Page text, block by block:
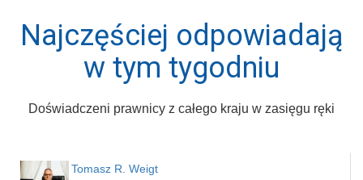
Najczęściej odpowiadają
w tym tygodniu
Doświadczeni prawnicy z całego kraju w zasięgu ręki
Tomasz R. Weigt